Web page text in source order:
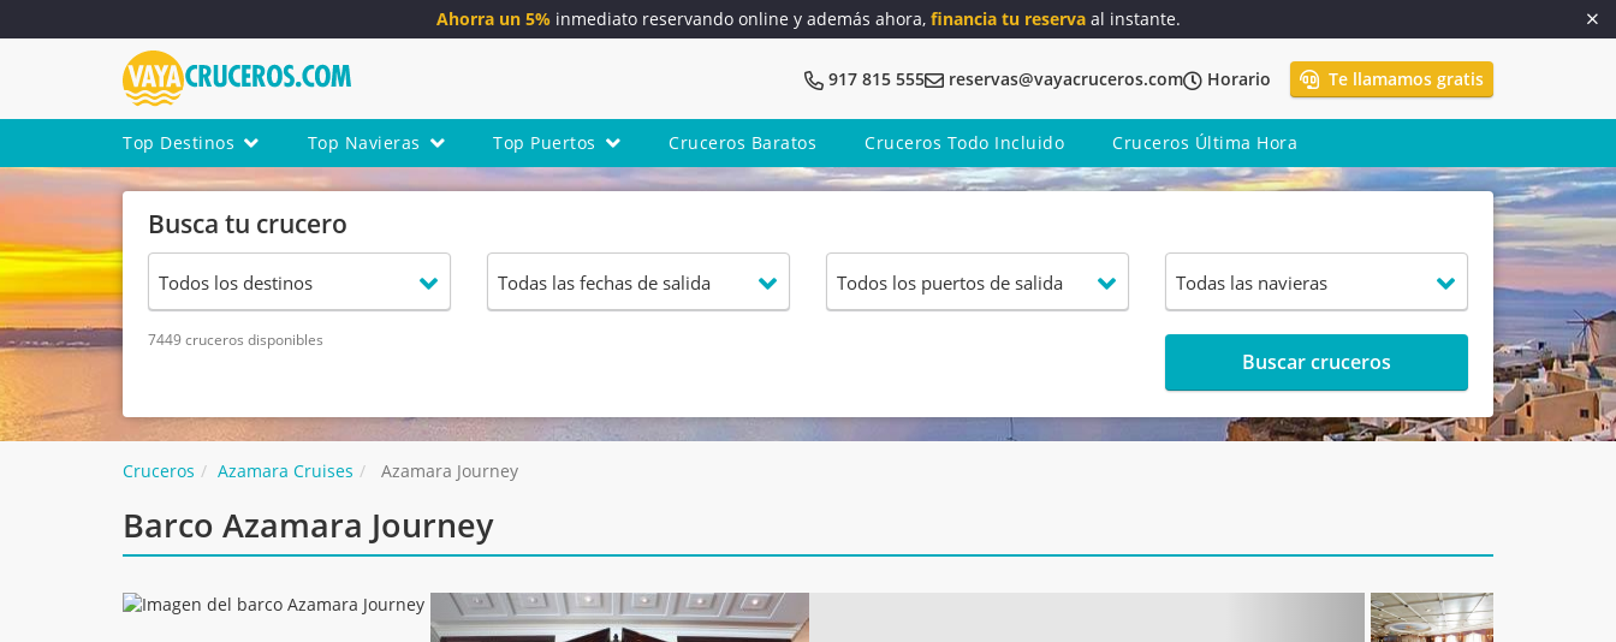
Ahorra un 5%inmediato reservando online y además ahora, financia tu reservaal instante.
917 815 555 reservas@vayacruceros.com Horario Te llamamos gratis
Top Destinos Top Navieras Top Puertos Cruceros Baratos Cruceros Todo Incluido Cruceros Última Hora
Busca tu crucero
7449 cruceros disponibles
Buscar cruceros
Cruceros Azamara Cruises Azamara Journey
Barco Azamara Journey